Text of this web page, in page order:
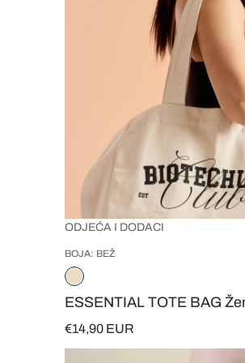
BRIŠI POSTAVLJENE
FILTRE
FILTRIRAJTE REZULTATE
ODJEĆA I DODACI
BOJA: BEŽ
ESSENTIAL TOTE BAG
€14,90 EUR